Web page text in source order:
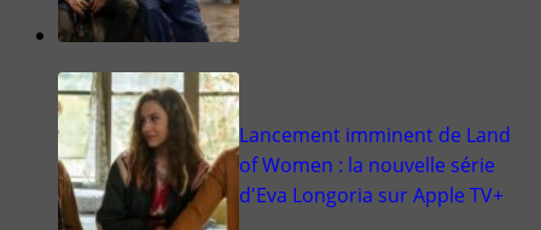
Lancement imminent de Land
of Women : la nouvelle série
d'Eva Longoria sur Apple TV+